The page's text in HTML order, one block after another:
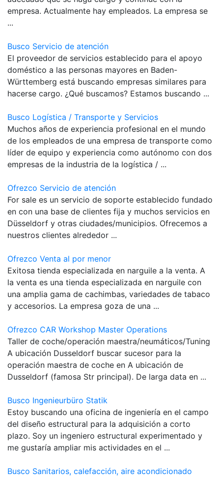
empresa. Actualmente hay empleados. La empresa se
...
Busco Servicio de atención
El proveedor de servicios establecido para el apoyo
doméstico a las personas mayores en Baden-
Württemberg está buscando empresas similares para
hacerse cargo. ¿Qué buscamos? Estamos buscando ...
Busco Logística / Transporte y Servicios
Muchos años de experiencia profesional en el mundo
de los empleados de una empresa de transporte como
líder de equipo y experiencia como autónomo con dos
empresas de la industria de la logística / ...
Ofrezco Servicio de atención
For sale es un servicio de soporte establecido fundado
en con una base de clientes fija y muchos servicios en
Düsseldorf y otras ciudades/municipios. Ofrecemos a
nuestros clientes alrededor ...
Ofrezco Venta al por menor
Exitosa tienda especializada en narguile a la venta. A
la venta es una tienda especializada en narguile con
una amplia gama de cachimbas, variedades de tabaco
y accesorios. La empresa goza de una ...
Ofrezco CAR Workshop Master Operations
Taller de coche/operación maestra/neumáticos/Tuning
A ubicación Dusseldorf buscar sucesor para la
operación maestra de coche en A ubicación de
Dusseldorf (famosa Str principal). De larga data en ...
Busco Ingenieurbüro Statik
Estoy buscando una oficina de ingeniería en el campo
del diseño estructural para la adquisición a corto
plazo. Soy un ingeniero estructural experimentado y
me gustaría ampliar mis actividades en el ...
Busco Sanitarios, calefacción, aire acondicionado